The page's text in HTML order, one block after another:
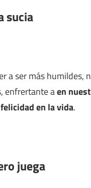
sucia
a ser más humildes,
enfrertante aen
en la vida.
juega